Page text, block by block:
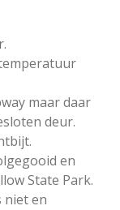
maar daar
deur.
en
State Park.
niet en